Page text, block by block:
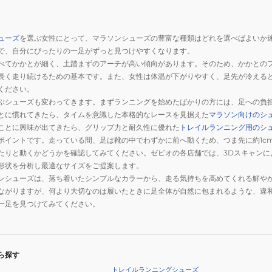
ーズを選ぶ女性にとって、マラソンシューズの豊富な種類はどれを選べばよい
、自分にぴったりの一足がずっと見つけやすくなります。
てかかとが細く、土踏まずのアーチが高い傾向があります。そのため、かかと
く走り続けるための基本です。また、女性は体温が下がりやすく、足先が冷え
さい。
シューズも変わってきます。まずランニングを始めたばかりの方には、足への負
に慣れてきたら、タイムを意識した本格的なレースを見据えたマラソン向けのシ
とに興味が出てきたら、グリップ力と耐久性に優れた トレイルランニング用のシ
イントです。走っている間、足は靴の中でわずかに前へ動くため、つま先に約
りと動くかどうかを確認してみてください。ゼビオの各店舗では、3Dスキャン
状を分析し最適なサイズをご提案します。
シューズは、落ち着いたシンプルなカラーから、走る気持ちを高めてくれる鮮
がりますが、何より大切なのは履いたときに足全体が自然に包まれるような、
を見つけてみてください。
探す
トレイルランニングシューズ